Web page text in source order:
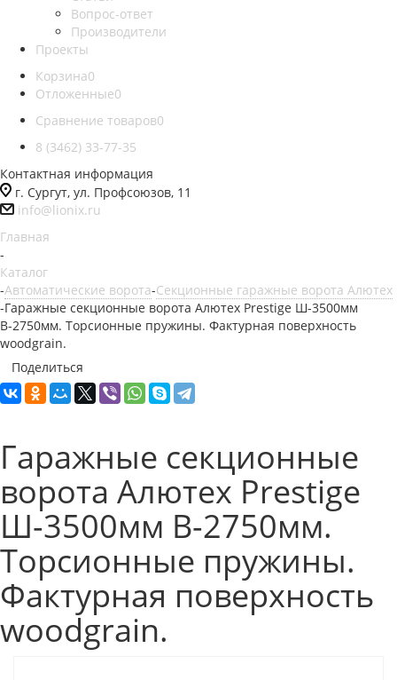
Вопрос-ответ
Производители
Проекты
Корзина0
Отложенные0
Сравнение товаров0
8 (3462) 33-77-35
Контактная информация
г. Сургут, ул. Профсоюзов, 11
info@lionix.ru
Главная
-
Каталог
-Автоматические ворота-Секционные гаражные ворота Алютех
-Гаражные секционные ворота Алютех Prestige Ш-3500мм
В-2750мм. Торсионные пружины. Фактурная поверхность
woodgrain.
Поделиться
Гаражные секционные
ворота Алютех Prestige
Ш-3500мм В-2750мм.
Торсионные пружины.
Фактурная поверхность
woodgrain.